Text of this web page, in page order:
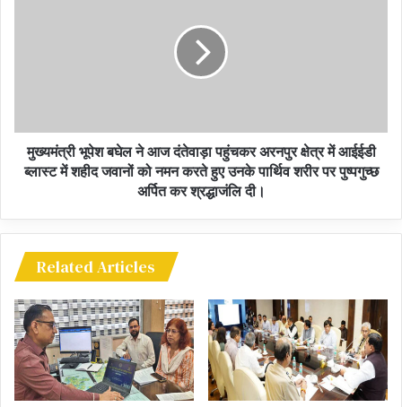
The fearless pen of senior journalist Jawahar
Nagdev is the crooked trick of the straight
path…
मुख्यमंत्री भूपेश बघेल ने आज दंतेवाड़ा पहुंचकर अरनपुर क्षेत्र में आईईडी
ब्लास्ट में शहीद जवानों को नमन करते हुए उनके पार्थिव शरीर पर पुष्पगुच्छ
अर्पित कर श्रद्धाजंलि दी।
Related Articles